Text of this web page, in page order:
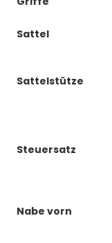
Sattel
Sattelstütze
Steuersatz
Nabe vorn